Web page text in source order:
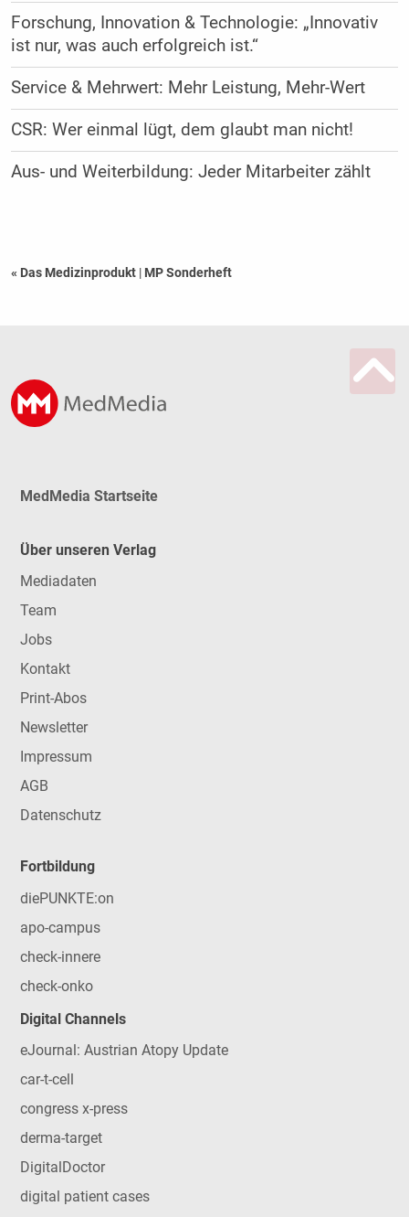
Forschung, Innovation & Technologie: „Innovativ
ist nur, was auch erfolgreich ist.“
Service & Mehrwert: Mehr Leistung, Mehr-Wert
CSR: Wer einmal lügt, dem glaubt man nicht!
Aus- und Weiterbildung: Jeder Mitarbeiter zählt
« Das Medizinprodukt | MP Sonderheft
MedMedia Startseite
Über unseren Verlag
Mediadaten
Team
Jobs
Kontakt
Print-Abos
Newsletter
Impressum
AGB
Datenschutz
Fortbildung
diePUNKTE:on
apo-campus
check-innere
check-onko
Digital Channels
eJournal: Austrian Atopy Update
car-t-cell
congress x-press
derma-target
DigitalDoctor
digital patient cases